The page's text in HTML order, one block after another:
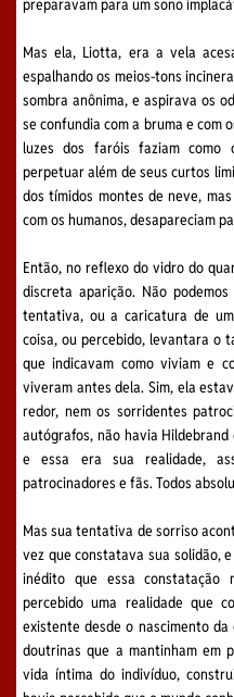
preparavam para um sono
Mas ela, Liotta, era a vela
espalhando os meios-tons
sombra anônima, e aspirava os
se confundia com a bruma e com
luzes dos faróis faziam como
perpetuar além de seus curtos
dos tímidos montes de neve,
com os humanos, desapareciam
Então, no reflexo do vidro do
discreta aparição. Não
tentativa, ou a caricatura de
coisa, ou percebido, levantara o
que indicavam como viviam e
viveram antes dela. Sim, ela
redor, nem os sorridentes
autógrafos, não havia
e essa era sua realidade,
patrocinadores e fãs. Todos
Mas sua tentativa de sorriso
vez que constatava sua solidão,
inédito que essa constatação
percebido uma realidade que
existente desde o nascimento
doutrinas que a mantinham em
vida íntima do indivíduo,